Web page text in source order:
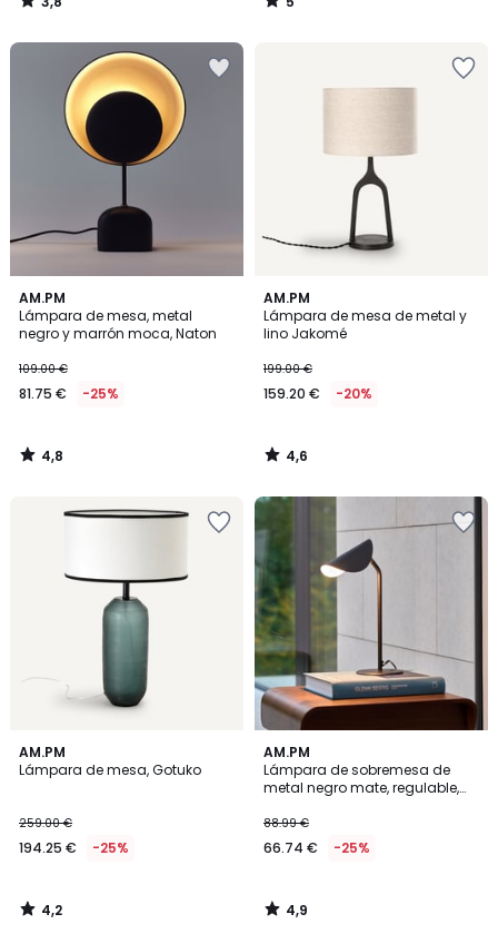
169.00
descuento
aplicado.
/
/
AM.PM
Lámpara de mesa, metal
negro y marrón moca, Naton
109.00 €
81.75 € -25%
4,8
/ 5
4,8
/
AM.PM
Lámpara de mesa de metal y
lino Jakomé
199.00 €
159.20 € -20%
4,6
/ 5
4,6
/
AM.PM
Lámpara de mesa, Gotuko
259.00 €
194.25 € -25%
4,2
/ 5
4,2
/
AM.PM
Lámpara de sobremesa de
metal negro mate, regulable,
88.99 €
66.74 € -25%
4,9
/ 5
4,9
/